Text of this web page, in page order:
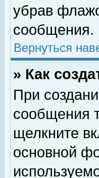
убрав
сообщения.
Вернуться
» Как
При
сообщения
щелкните
основной